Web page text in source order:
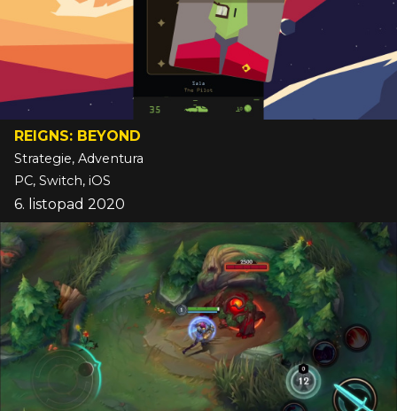
REIGNS: BEYOND
Strategie, Adventura
PC, Switch, iOS
6. listopad 2020